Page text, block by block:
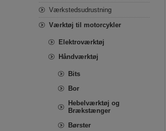
Værkstedsudrustning
Værktøj til motorcykler
Elektroværktøj
Håndværktøj
Bits
Bor
Hebelværktøj og
Brækstænger
Børster